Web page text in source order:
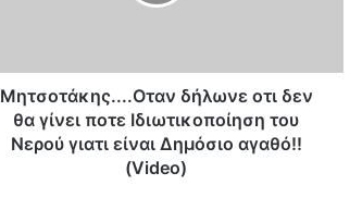
Μητσοτάκης....Οταν δήλωνε οτι δεν
θα γίνει ποτε Ιδιωτικοποίηση του
Νερού γιατι είναι Δημόσιο αγαθό!!
(Video)